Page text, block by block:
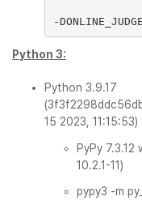
-
Python 3:
Python 3.9.17
15 2023, 11:15:53)
PyPy 7.3.12
10.2.1-11)
pypy3 -m